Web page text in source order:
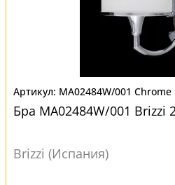
MA02484W/001 Chrome
Бра MA02484W/001 Brizzi
Brizzi (Испания)